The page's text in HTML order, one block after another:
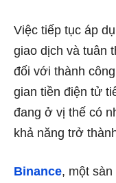
Việc tiếp tục áp
giao dịch và tuân
đối với thành
gian tiền điện tử
đang ở vị thế có
khả năng trở
Binance, một